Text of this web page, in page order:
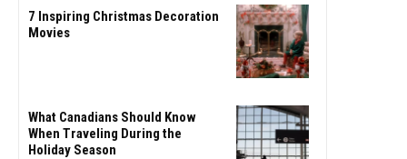
7 Inspiring Christmas Decoration
Movies
What Canadians Should Know
When Traveling During the
Holiday Season